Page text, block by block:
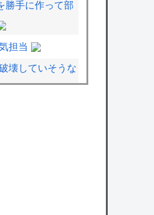
勝手に作って部
担当
壊していそうな
価されてる理
ウダやってる